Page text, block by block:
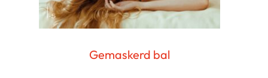
Gemaskerd bal